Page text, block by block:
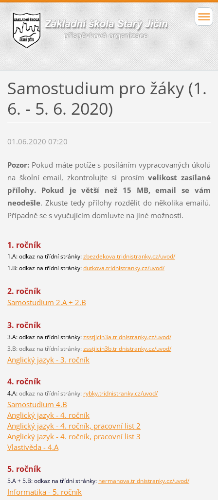
Samostudium pro žáky (1.
6. - 5. 6. 2020)
01.06.2020 07:20
Pozor:Pokud máte potíže s posíláním vypracovaných úkolů
na školní email, zkontrolujte si prosímvelikost zasílané
přílohy. Pokud je větší než 15 MB, email se vám
neodešle. Zkuste tedy přílohy rozdělit do několika emailů.
Případně se s vyučujícím domluvte na jiné možnosti.
1. ročník
1.A: odkaz na třídní stránky:zbezdekova.tridnistranky.cz/uvod/
1.B: odkaz na třídní stránky:dutkova.tridnistranky.cz/uvod/
2. ročník
Samostudium 2.A + 2.B
3. ročník
3.A: odkaz na třídní stránky:zsstjicin3a.tridnistranky.cz/uvod/
3.B: odkaz na třídní stránky: zsstjicin3b.tridnistranky.cz/uvod/
Anglický jazyk - 3. ročník
4. ročník
4.A:odkaz na třídní stránky: rybky.tridnistranky.cz/uvod/
Samostudium 4.B
Anglický jazyk - 4. ročník
Anglický jazyk - 4. ročník, pracovní list 2
Anglický jazyk - 4. ročník, pracovní list 3
Vlastivěda - 4.A
5. ročník
5.A + 5.B: odkaz na třídní stránky: hermanova.tridnistranky.cz/uvod/
Informatika - 5. ročník